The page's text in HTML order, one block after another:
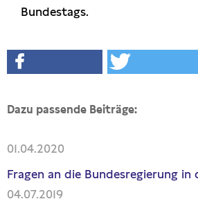
Bundestags.
Dazu passende Beiträge:
01.04.2020
Fragen an die Bundesregierung in
04.07.2019